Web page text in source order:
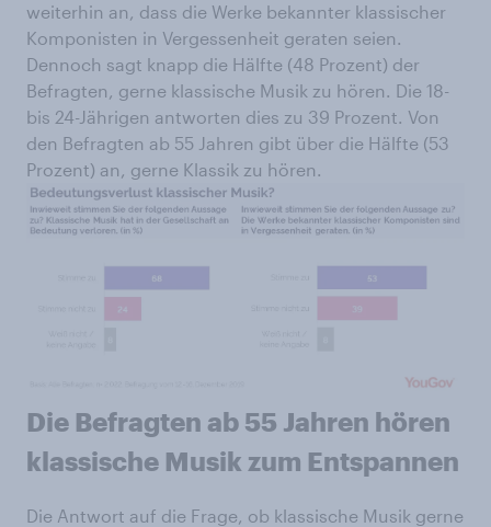
weiterhin an, dass die Werke bekannter klassischer
Komponisten in Vergessenheit geraten seien.
Dennoch sagt knapp die Hälfte (48 Prozent) der
Befragten, gerne klassische Musik zu hören. Die 18-
bis 24-Jährigen antworten dies zu 39 Prozent. Von
den Befragten ab 55 Jahren gibt über die Hälfte (53
Prozent) an, gerne Klassik zu hören.
Die Befragten ab 55 Jahren hören
klassische Musik zum Entspannen
Die Antwort auf die Frage, ob klassische Musik gerne